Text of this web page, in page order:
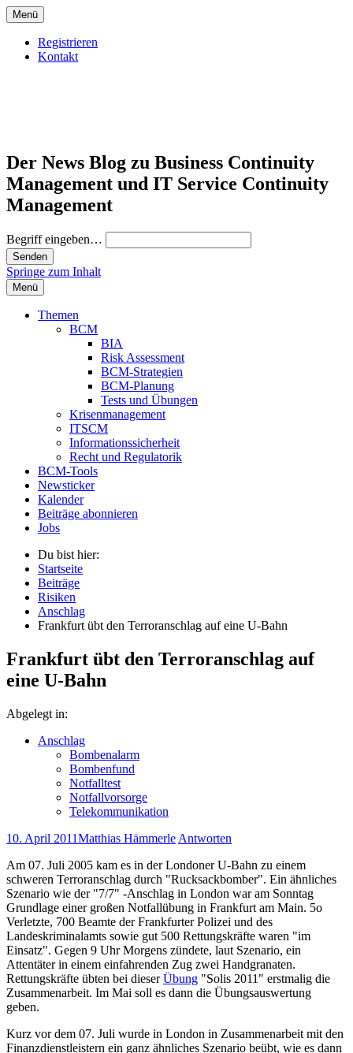
Menü
Registrieren
Kontakt
Der News Blog zu Business Continuity
Management und IT Service Continuity
Management
Begriff eingeben…
Springe zum Inhalt
Menü
Themen
BCM
BIA
Risk Assessment
BCM-Strategien
BCM-Planung
Tests und Übungen
Krisenmanagement
ITSCM
Informationssicherheit
Recht und Regulatorik
BCM-Tools
Newsticker
Kalender
Beiträge abonnieren
Jobs
Du bist hier:
Startseite
Beiträge
Risiken
Anschlag
Frankfurt übt den Terroranschlag auf eine U-Bahn
Frankfurt übt den Terroranschlag auf
eine U-Bahn
Abgelegt in:
Anschlag
Bombenalarm
Bombenfund
Notfalltest
Notfallvorsorge
Telekommunikation
10. April 2011Matthias Hämmerle Antworten
Am 07. Juli 2005 kam es in der Londoner U-Bahn zu einem
schweren Terroranschlag durch "Rucksackbomber". Ein ähnliches
Szenario wie der "7/7" -Anschlag in London war am Sonntag
Grundlage einer großen Notfallübung in Frankfurt am Main. 5o
Verletzte, 700 Beamte der Frankfurter Polizei und des
Landeskriminalamts sowie gut 500 Rettungskräfte waren "im
Einsatz". Gegen 9 Uhr Morgens zündete, laut Szenario, ein
Attentäter in einem einfahrenden Zug zwei Handgranaten.
Rettungskräfte übten bei dieserÜbung "Solis 2011" erstmalig die
Zusammenarbeit. Im Mai soll es dann die Übungsauswertung
geben.
Kurz vor dem 07. Juli wurde in London in Zusammenarbeit mit den
Finanzdienstleistern ein ganz ähnliches Szenario beübt, wie es dann